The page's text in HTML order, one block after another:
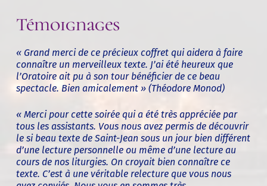
Témoignages
« Grand merci de ce précieux coffret qui aidera à faire
connaître un merveilleux texte. J’ai été heureux que
l’Oratoire ait pu à son tour bénéficier de ce beau
spectacle. Bien amicalement » (Théodore Monod)
« Merci pour cette soirée qui a été très appréciée par
tous les assistants. Vous nous avez permis de découvrir
le si beau texte de Saint-Jean sous un jour bien différent
d’une lecture personnelle ou même d’une lecture au
cours de nos liturgies. On croyait bien connaître ce
texte. C’est à une véritable relecture que vous nous